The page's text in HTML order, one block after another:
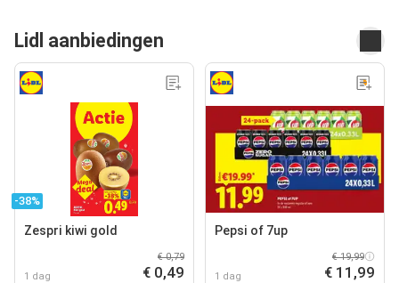
Lidl aanbiedingen
-38%
Zespri kiwi gold
1 dag
€ 0,79
€ 0,49
Pepsi of 7up
1 dag
€ 19,99
€ 11,99